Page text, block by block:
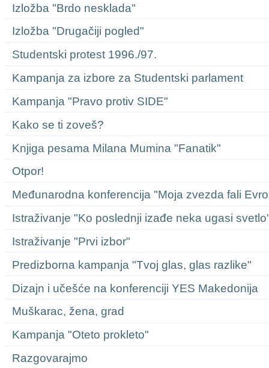
Izložba "Brdo nesklada"
Izložba "Drugačiji pogled"
Studentski protest 1996./97.
Kampanja za izbore za Studentski parlament
Kampanja "Pravo protiv SIDE"
Kako se ti zoveš?
Knjiga pesama Milana Mumina "Fanatik"
Otpor!
Međunarodna konferencija "Moja zvezda fali
Istraživanje "Ko poslednji izađe neka ugasi
Istraživanje "Prvi izbor"
Predizborna kampanja "Tvoj glas, glas razlike"
Dizajn i učešće na konferenciji YES Makedonija
Muškarac, žena, grad
Kampanja "Oteto prokleto"
Razgovarajmo